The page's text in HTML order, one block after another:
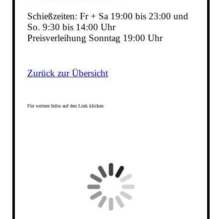
Schießzeiten: Fr + Sa 19:00 bis 23:00 und
So. 9:30 bis 14:00 Uhr
Preisverleihung Sonntag 19:00 Uhr
Zurück zur Übersicht
Für weitere Infos auf den Link klicken